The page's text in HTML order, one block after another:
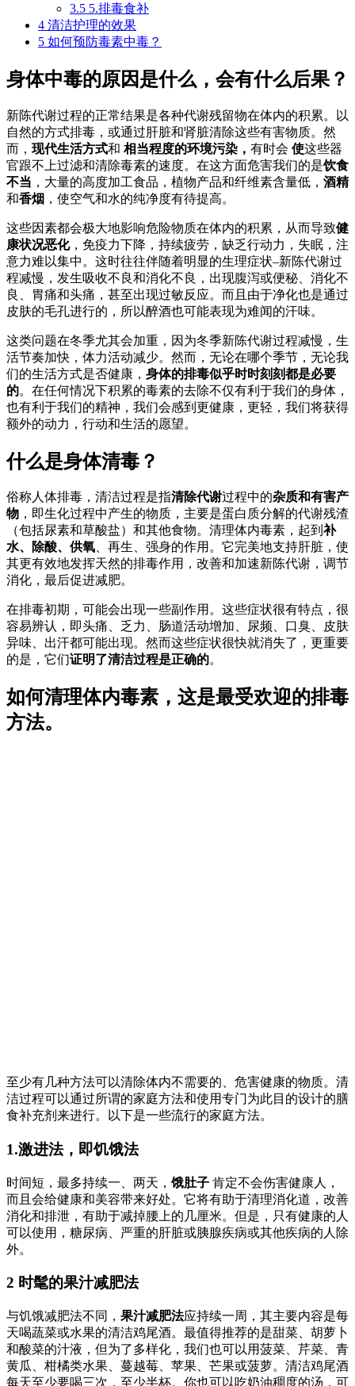
3.5 5.排毒食补
4 清洁护理的效果
5 如何预防毒素中毒？
身体中毒的原因是什么，会有什么后果？
新陈代谢过程的正常结果是各种代谢残留物在体内的积累。以
自然的方式排毒，或通过肝脏和肾脏清除这些有害物质。然
而， 现代生活方式和 相当程度的环境污染， 有时会 使这些器
官跟不上过滤和清除毒素的速度。在这方面危害我们的是饮食
不当 ，大量的高度加工食品，植物产品和纤维素含量低， 酒精
和香烟 ，使空气和水的纯净度有待提高。
这些因素都会极大地影响危险物质在体内的积累，从而导致健
康状况恶化，免疫力下降，持续疲劳，缺乏行动力，失眠，注
意力难以集中。这时往往伴随着明显的生理症状–新陈代谢过
程减慢，发生吸收不良和消化不良，出现腹泻或便秘、消化不
良、胃痛和头痛，甚至出现过敏反应。而且由于净化也是通过
皮肤的毛孔进行的，所以醉酒也可能表现为难闻的汗味。
这类问题在冬季尤其会加重，因为冬季新陈代谢过程减慢，生
活节奏加快，体力活动减少。然而，无论在哪个季节，无论我
们的生活方式是否健康， 身体的排毒似乎时时刻刻都是必要
的。在任何情况下积累的毒素的去除不仅有利于我们的身体，
也有利于我们的精神，我们会感到更健康，更轻，我们将获得
额外的动力，行动和生活的愿望。
什么是身体清毒？
俗称人体排毒，清洁过程是指清除代谢过程中的杂质和有害产
物 ，即生化过程中产生的物质，主要是蛋白质分解的代谢残渣
（包括尿素和草酸盐）和其他食物。清理体内毒素，起到 补
水、除酸、供氧、再生、强身的作用。它完美地支持肝脏，使
其更有效地发挥天然的排毒作用，改善和加速新陈代谢，调节
消化，最后促进减肥。
在排毒初期，可能会出现一些副作用。这些症状很有特点，很
容易辨认，即头痛、乏力、肠道活动增加、尿频、口臭、皮肤
异味、出汗都可能出现。然而这些症状很快就消失了，更重要
的是，它们证明了清洁过程是正确的。
如何清理体内毒素，这是最受欢迎的排毒
方法。
至少有几种方法可以清除体内不需要的、危害健康的物质。清
洁过程可以通过所谓的家庭方法和使用专门为此目的设计的膳
食补充剂来进行。以下是一些流行的家庭方法。
1.激进法，即饥饿法
时间短，最多持续一、两天， 饿肚子 肯定不会伤害健康人，
而且会给健康和美容带来好处。它将有助于清理消化道，改善
消化和排泄，有助于减掉腰上的几厘米。但是，只有健康的人
可以使用，糖尿病、严重的肝脏或胰腺疾病或其他疾病的人除
外。
2 时髦的果汁减肥法
与饥饿减肥法不同， 果汁减肥法应持续一周，其主要内容是每
天喝蔬菜或水果的清洁鸡尾酒。最值得推荐的是甜菜、胡萝卜
和酸菜的汁液，但为了多样化，我们也可以用菠菜、芹菜、青
黄瓜、柑橘类水果、蔓越莓、苹果、芒果或菠萝。清洁鸡尾酒
每天至少要喝三次，至少半杯。你也可以吃奶油稠度的汤，可